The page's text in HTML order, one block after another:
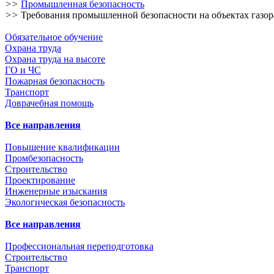
>> Промышленная безопасность
>> Требования промышленной безопасности на объектах
Обязательное обучение
Охрана труда
Охрана труда на высоте
ГО и ЧС
Пожарная безопасность
Транспорт
Доврачебная помощь
Все направления
Повышение квалификации
Промбезопасность
Строительство
Проектирование
Инженерные изыскания
Экологическая безопасность
Все направления
Профессиональная переподготовка
Строительство
Транспорт